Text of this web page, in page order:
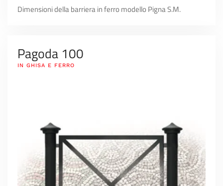
Dimensioni della barriera in ferro modello Pigna S.M.
Pagoda 100
IN GHISA E FERRO